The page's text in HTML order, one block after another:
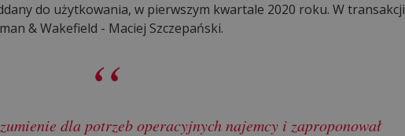
do użytkowania, w pierwszym kwartale 2020 roku. W transakcji
& Wakefield - Maciej Szczepański.
dla potrzeb operacyjnych najemcy i zaproponował